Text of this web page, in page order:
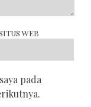
WEB
pada